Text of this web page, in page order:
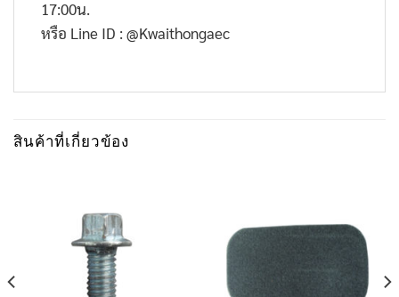
17:00น.
หรือ Line ID : @Kwaithongaec
สินค้าที่เกี่ยวข้อง